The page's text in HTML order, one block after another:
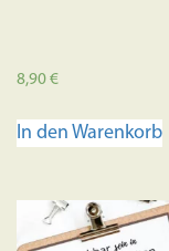
8,90€
In den Warenkorb